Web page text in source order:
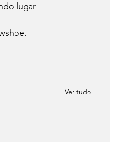
lugar
Ver tudo